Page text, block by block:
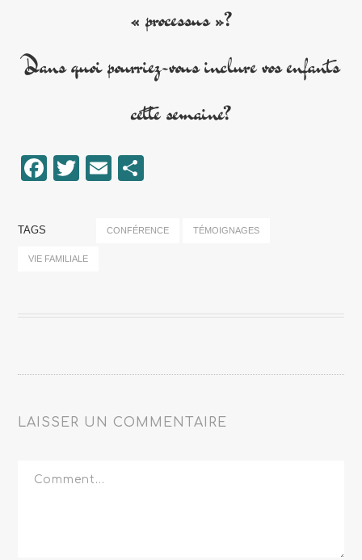
« processus »?
Dans quoi pourriez-vous inclure vos enfants
cette semaine?
Facebook
Twitter
Email
TAGS CONFÉRENCE TÉMOIGNAGES
VIE FAMILIALE
LAISSER UN COMMENTAIRE